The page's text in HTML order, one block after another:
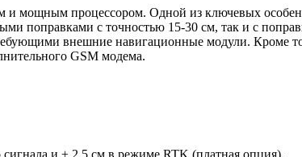
процессором. Одной из ключевых
поправками с точностью 15-30 см, так и с
внешние навигационные модули. Кроме
GSM модема.
и ± 2,5 см в режиме RTK (платная опция).